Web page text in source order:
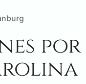
por